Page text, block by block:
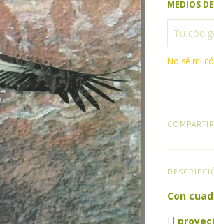
MEDIOS
No sé mi
COMPARTIR
Con
El